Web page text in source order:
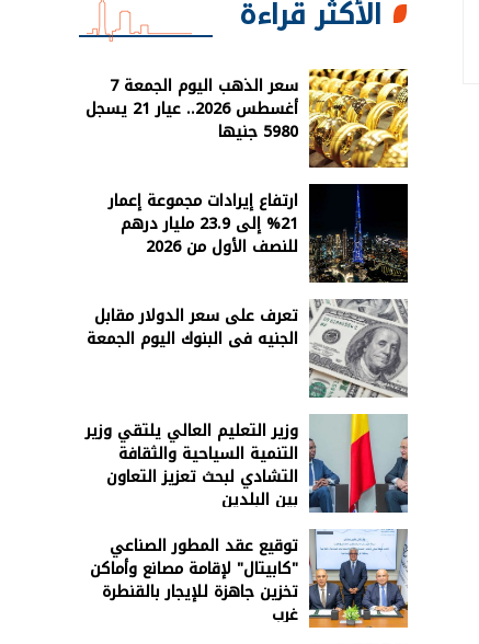
الأكثر قراءة
سعر الذهب اليوم الجمعة 7
أغسطس 2026.. عيار 21 يسجل
5980 جنيها
ارتفاع إيرادات مجموعة إعمار
21% إلى 23.9 مليار درهم
للنصف الأول من 2026
تعرف على سعر الدولار مقابل
الجنيه فى البنوك اليوم الجمعة
وزير التعليم العالي يلتقي وزير
التنمية السياحية والثقافة
التشادي لبحث تعزيز التعاون
بين البلدين
توقيع عقد المطور الصناعي
"كابيتال" لإقامة مصانع وأماكن
تخزين جاهزة للإيجار بالقنطرة
غرب